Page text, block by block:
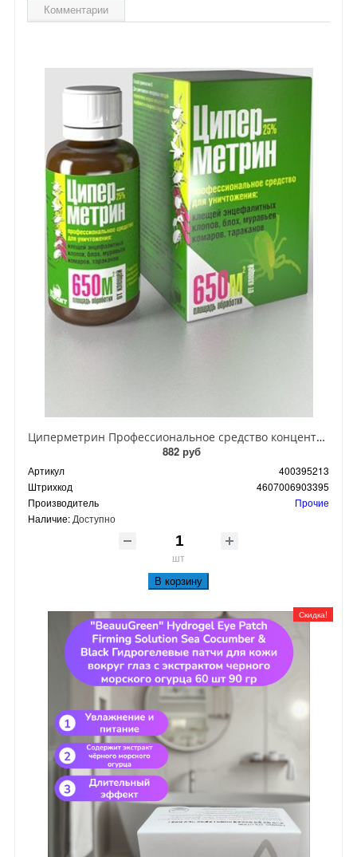
Комментарии
Циперметрин Профессиональное средство концентрат эмульсии 25% для уничтожения тараканов, мух,комаров, блох, клопов, муравьев, ос 50 мл
882 руб
Артикул
400395213
Штрихкод
4607006903395
Производитель
Прочие
Наличие: Доступно
шт
В корзину
Скидка!